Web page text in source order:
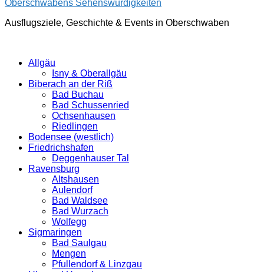
Oberschwabens Sehenswürdigkeiten
Ausflugsziele, Geschichte & Events in Oberschwaben
Allgäu
Isny & Oberallgäu
Biberach an der Riß
Bad Buchau
Bad Schussenried
Ochsenhausen
Riedlingen
Bodensee (westlich)
Friedrichshafen
Deggenhauser Tal
Ravensburg
Altshausen
Aulendorf
Bad Waldsee
Bad Wurzach
Wolfegg
Sigmaringen
Bad Saulgau
Mengen
Pfullendorf & Linzgau